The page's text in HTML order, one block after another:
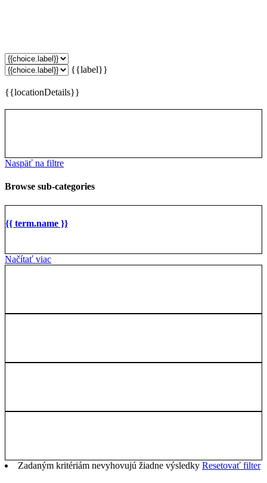
{{label}}
{{locationDetails}}
Naspäť na filtre
Browse sub-categories
{{ term.name }}
Načítať viac
Zadaným kritériám nevyhovujú žiadne výsledky Resetovať filter